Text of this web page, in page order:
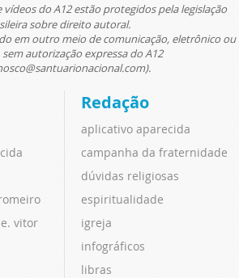
do A12 estão protegidos pela legislação
sobre direito autoral.
em outro meio de comunicação, eletrônico ou
autorização expressa do A12
vitor
Redação
aplicativo aparecida
campanha da fraternidade
dúvidas religiosas
espiritualidade
igreja
infográficos
libras